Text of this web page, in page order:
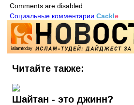
Comments are disabled
Социальные комментарии Cackle
Читайте также:
Шайтан - это джинн?